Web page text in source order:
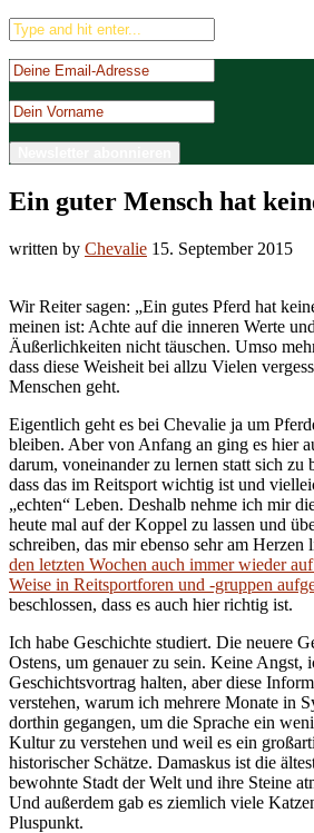
Ein guter Mensch hat
written by Chevalie 15. September 2015
Wir Reiter sagen: „Ein gutes Pferd hat
meinen ist: Achte auf die inneren Werte
Äußerlichkeiten nicht täuschen. Umso
dass diese Weisheit bei allzu Vielen
Menschen geht.
Eigentlich geht es bei Chevalie ja um
bleiben. Aber von Anfang an ging es hier
darum, voneinander zu lernen statt sich zu
dass das im Reitsport wichtig ist und
„echten“ Leben. Deshalb nehme ich mir
heute mal auf der Koppel zu lassen und
schreiben, das mir ebenso sehr am Herzen
den letzten Wochen auch immer wieder
Weise in Reitsportforen und -gruppen
beschlossen, dass es auch hier richtig ist.
Ich habe Geschichte studiert. Die neuere
Ostens, um genauer zu sein. Keine Angst,
Geschichtsvortrag halten, aber diese
verstehen, warum ich mehrere Monate in
dorthin gegangen, um die Sprache ein
Kultur zu verstehen und weil es ein
historischer Schätze. Damaskus ist die
bewohnte Stadt der Welt und ihre Steine
Und außerdem gab es ziemlich viele
Pluspunkt.